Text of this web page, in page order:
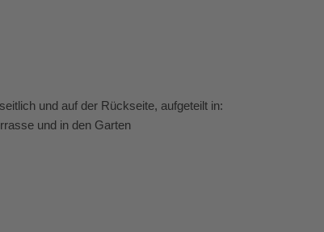
und auf der Rückseite, aufgeteilt in:
und in den Garten